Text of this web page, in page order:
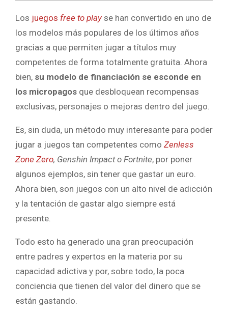
Los juegos free to play se han convertido en uno de
los modelos más populares de los últimos años
gracias a que permiten jugar a títulos muy
competentes de forma totalmente gratuita. Ahora
bien, su modelo de financiación se esconde en
los micropagos que desbloquean recompensas
exclusivas, personajes o mejoras dentro del juego.
Es, sin duda, un método muy interesante para poder
jugar a juegos tan competentes como Zenless
Zone Zero, Genshin Impact o Fortnite, por poner
algunos ejemplos, sin tener que gastar un euro.
Ahora bien, son juegos con un alto nivel de adicción
y la tentación de gastar algo siempre está
presente.
Todo esto ha generado una gran preocupación
entre padres y expertos en la materia por su
capacidad adictiva y por, sobre todo, la poca
conciencia que tienen del valor del dinero que se
están gastando.